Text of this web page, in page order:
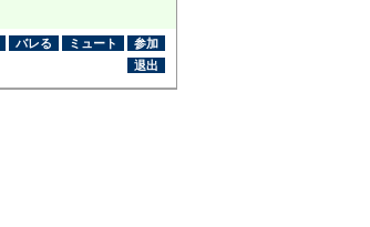
バレる ミュート
参加
退出